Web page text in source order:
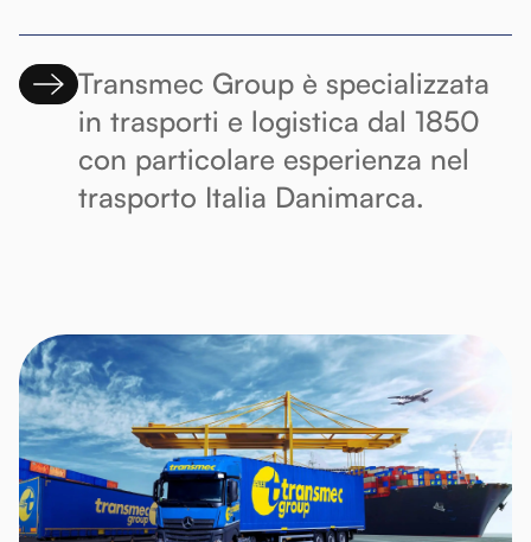
Transmec Group è specializzata
in trasporti e logistica dal 1850
con particolare esperienza nel
trasporto Italia Danimarca.